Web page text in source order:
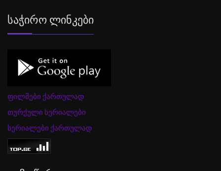
Საჭირო Ლინკები
ფილმები ქართულად
თურქული სერიალები
სერიალები ქართულად